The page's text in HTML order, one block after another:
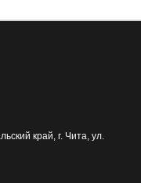
край, г. Чита, ул.